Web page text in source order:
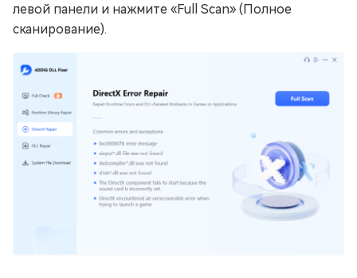
левой панели и нажмите «Full Scan» (Полное
сканирование).